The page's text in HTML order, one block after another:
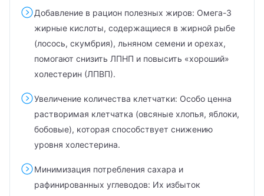
Добавление в рацион полезных жиров: Омега-3
жирные кислоты, содержащиеся в жирной рыбе
(лосось, скумбрия), льняном семени и орехах,
помогают снизить ЛПНП и повысить «хороший»
холестерин (ЛПВП).
Увеличение количества клетчатки: Особо ценна
растворимая клетчатка (овсяные хлопья, яблоки,
бобовые), которая способствует снижению
уровня холестерина.
Минимизация потребления сахара и
рафинированных углеводов: Их избыток